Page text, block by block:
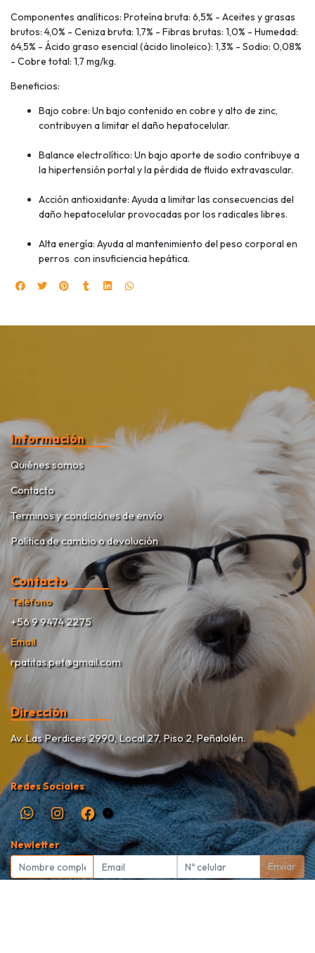
Componentes analíticos: Proteína bruta: 6,5% - Aceites y grasas
brutos: 4,0% - Ceniza bruta: 1,7% - Fibras brutas: 1,0% - Humedad:
64,5% - Ácido graso esencial (ácido linoleico): 1,3% - Sodio: 0,08%
- Cobre total: 1,7 mg/kg.
Beneficios:
Bajo cobre: Un bajo contenido en cobre y alto de zinc,
contribuyen a limitar el daño hepatocelular.
Balance electrolítico: Un bajo aporte de sodio contribuye a
la hipertensión portal y la pérdida de fluido extravascular.
Acción antioxidante: Ayuda a limitar las consecuencias del
daño hepatocelular provocadas por los radicales libres.
Alta energía: Ayuda al mantenimiento del peso corporal en
perros con insuficiencia hepática.
Información
Quiénes somos
Contacto
Terminos y condiciónes de envío
Política de cambio o devolución
Contacto
Teléfono
+56 9 9474 2275
Email
rpatitas.pet@gmail.com
Dirección
Av. Las Perdices 2990, Local 27, Piso 2, Peñalolén.
Redes Sociales
Newletter
Enviar